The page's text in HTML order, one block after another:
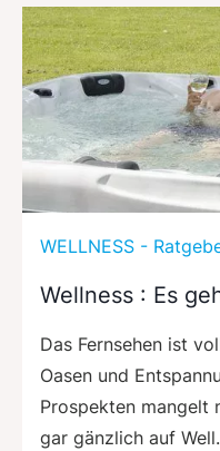
WELLNESS -
Wellness : Es
Das Fernsehen ist
Oasen und
Prospekten mangelt
gar gänzlich auf